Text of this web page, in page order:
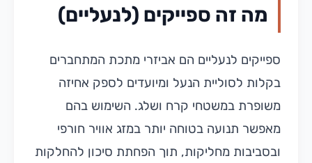
מה זה ספייקים (לנעליים)
ספייקים לנעליים הם אביזרי מתכת המתחברים
בקלות לסוליית הנעל ומיועדים לספק אחיזה
משופרת במשטחי קרח ושלג. השימוש בהם
מאפשר תנועה בטוחה יותר במזג אוויר חורפי
ובסביבות מחליקות, תוך הפחתת סיכון להחלקות